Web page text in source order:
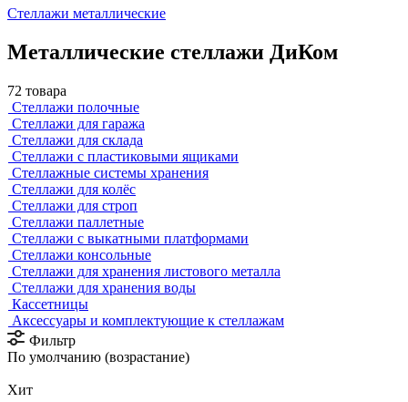
Стеллажи металлические
Металлические стеллажи ДиКом
72 товара
Стеллажи полочные
Стеллажи для гаража
Стеллажи для склада
Стеллажи с пластиковыми ящиками
Стеллажные системы хранения
Стеллажи для колёс
Стеллажи для строп
Стеллажи паллетные
Стеллажи с выкатными платформами
Стеллажи консольные
Стеллажи для хранения листового металла
Стеллажи для хранения воды
Кассетницы
Аксесcуары и комплектующие к стеллажам
Фильтр
По умолчанию (возрастание)
Хит